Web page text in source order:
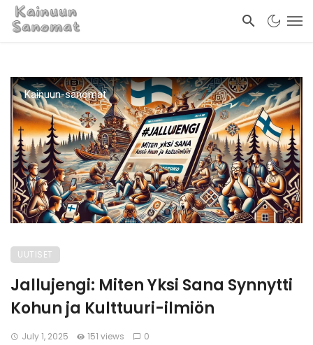
Kainuun-sanomat
UUTISET
Jallujengi: Miten Yksi Sana Synnytti
Kohun ja Kulttuuri-ilmiön
July 1, 2025 151 views 0